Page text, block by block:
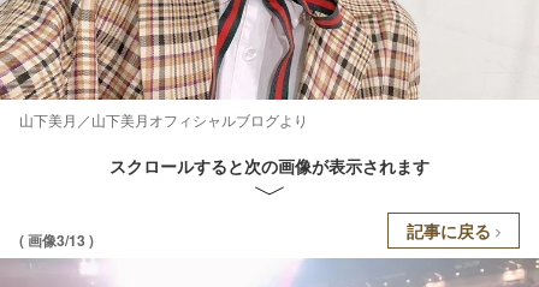
山下美月／山下美月オフィシャルブログより
スクロールすると次の画像が表示されます
( 画像3/13 ) 記事に戻る